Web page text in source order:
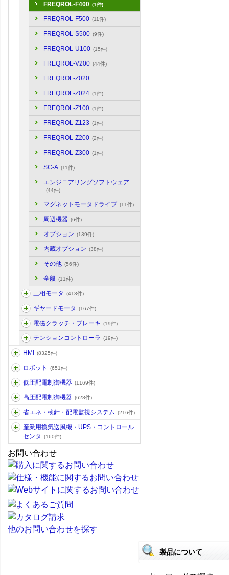
FREQROL-F400 (1件)
FREQROL-F500 (11件)
FREQROL-S500 (9件)
FREQROL-U100 (15件)
FREQROL-V200 (44件)
FREQROL-Z020
FREQROL-Z024 (1件)
FREQROL-Z100 (1件)
FREQROL-Z123 (1件)
FREQROL-Z200 (2件)
FREQROL-Z300 (1件)
SC-A (11件)
エンジニアリングソフトウェア
(44件)
マグネットモータドライブ (11件)
周辺機器 (6件)
オプション (139件)
内蔵オプション (38件)
その他 (56件)
全般 (11件)
三相モータ (413件)
ギヤードモータ (167件)
電磁クラッチ・ブレーキ (19件)
テンションコントローラ (19件)
HMI (8325件)
ロボット (651件)
低圧配電制御機器 (1169件)
高圧配電制御機器 (628件)
省エネ・検針・配電監視システム (216件)
産業用換気送風機・UPS・コントロール
センタ
(160件)
お問い合わせ
他のお問い合わせを探す
製品について